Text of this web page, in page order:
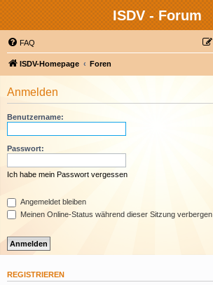
ISDV - Forum
FAQ
ISDV-Homepage Foren
Anmelden
Benutzername:
Passwort:
Ich habe mein Passwort vergessen
Angemeldet bleiben
Meinen Online-Status während dieser Sitzung verbergen
REGISTRIEREN